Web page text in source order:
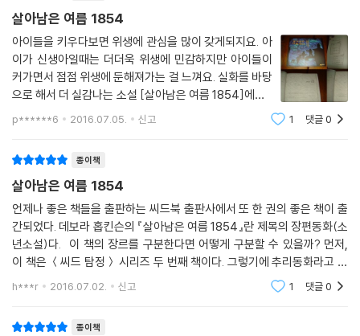
살아남은 여름 1854
아이들을 키우다보면 위생에 관심을 많이 갖게되지요. 아
이가 신생아일때는 더더욱 위생에 민감하지만 아이들이
커가면서 점점 위생에 둔해져가는 걸 느껴요. 실화를 바탕
으로 해서 더 실감나는 소설 [살아남은 여름 1854]에요.
19세기 콜레라가 창궐하던 시기에는 나쁜 공기가 병을 일
으킨다는 의견이 지배적이었다고해요. 이 책은 그 와중에
p******6 2016.07.05. 신고 1 댓글0
종이책
살아남은 여름 1854
언제나 좋은 책들을 출판하는 씨드북 출판사에서 또 한 권의 좋은 책이 출
간되었다. 데보라 홉킨슨의 『살아남은 여름 1854』란 제목의 장편동화(소
년소설)다. 이 책의 장르를 구분한다면 어떻게 구분할 수 있을까? 먼저,
이 책은 ＜씨드 탐정＞ 시리즈 두 번째 책이다. 그렇기에 추리동화라고 말
할 수 있겠다. 조금은 독특한 느낌의 추리동화. 왜 독특한가 하면, 어떤 범
h***r 2016.07.02. 신고 1 댓글0
종이책